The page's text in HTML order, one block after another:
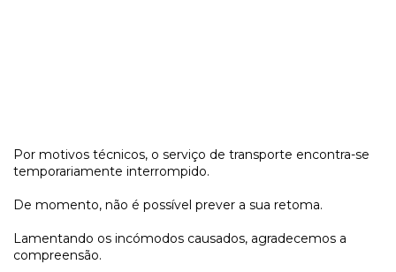
Por motivos técnicos, o serviço de transporte encontra-se
temporariamente interrompido.
De momento, não é possível prever a sua retoma.
Lamentando os incómodos causados, agradecemos a
compreensão.